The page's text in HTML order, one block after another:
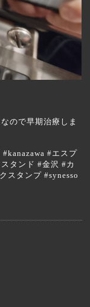
ので早期治療しま
#エスプ
タンド #金沢 #カ
スタンプ #synesso